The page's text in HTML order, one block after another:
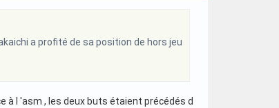
a profité de sa position de hors jeu
à l 'asm , les deux buts étaient précédés d